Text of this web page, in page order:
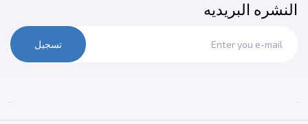
النشره البريديه
تسجيل
 